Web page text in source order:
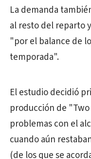
La demanda
al resto del reparto
"por el balance de
temporada".
El estudio decidió
producción de
problemas con el
cuando aún
(de los que se